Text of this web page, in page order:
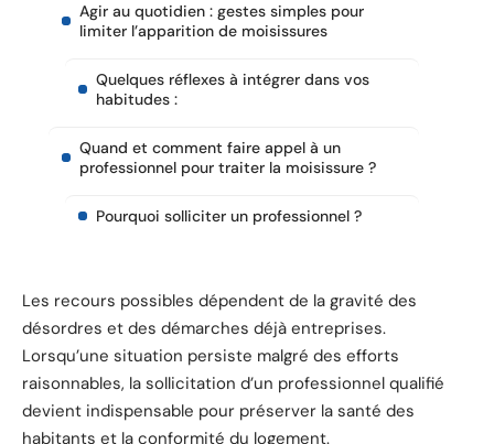
Agir au quotidien : gestes simples pour
limiter l’apparition de moisissures
Quelques réflexes à intégrer dans vos
habitudes :
Quand et comment faire appel à un
professionnel pour traiter la moisissure ?
Pourquoi solliciter un professionnel ?
Les recours possibles dépendent de la gravité des
désordres et des démarches déjà entreprises.
Lorsqu’une situation persiste malgré des efforts
raisonnables, la sollicitation d’un professionnel qualifié
devient indispensable pour préserver la santé des
habitants et la conformité du logement.